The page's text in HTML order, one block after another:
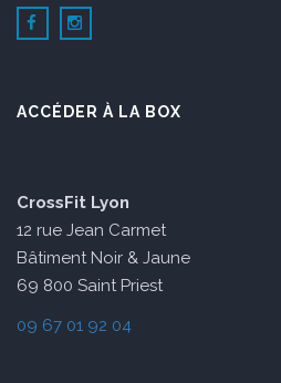
ACCÉDER À LA BOX
CrossFit Lyon
12 rue Jean Carmet
Bâtiment Noir & Jaune
69 800 Saint Priest
09 67 01 92 04